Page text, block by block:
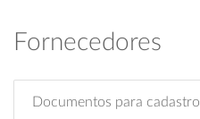
Fornecedores
Documentos para cadastro